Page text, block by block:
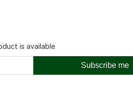
is available
Subscribe me